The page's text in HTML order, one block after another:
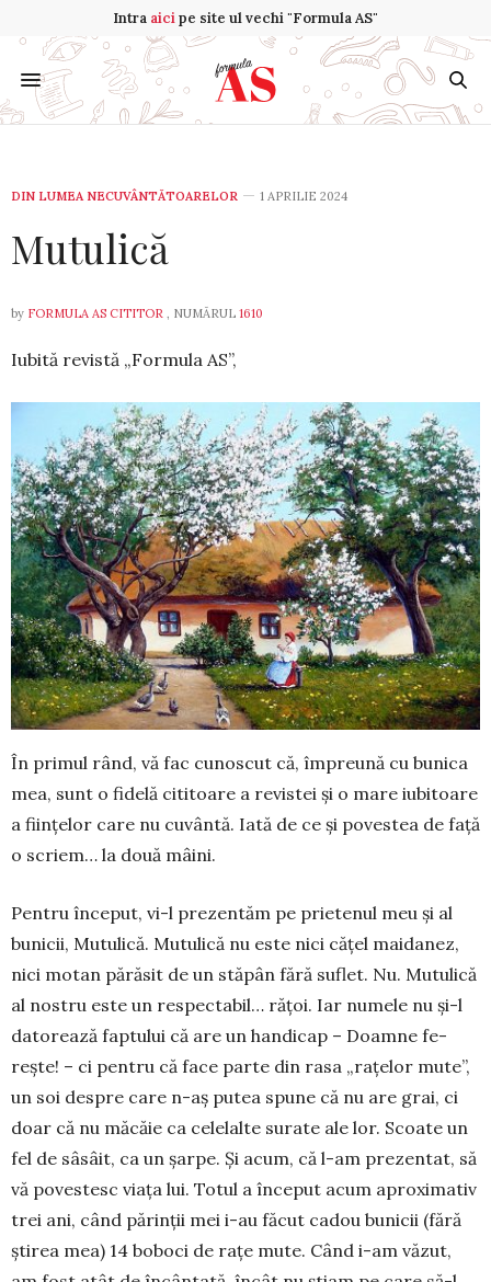
Intra aicipe site ul vechi "Formula AS"
DIN LUMEA NECUVÂNTĂTOARELOR 1 APRILIE 2024
Mutulică
by FORMULA AS CITITOR , NUMĂRUL 1610
Iubită revistă „Formula AS”,
În primul rând, vă fac cunos­cut că, împreună cu bunica
mea, sunt o fidelă cititoare a re­vistei și o mare iubitoare
a fiin­țelor care nu cuvântă. Iată de ce și povestea de față
o scri­em… la două mâini.
Pentru început, vi-l pre­­zen­tăm pe prietenul meu și al
bu­ni­cii, Mutu­lică. Mutulică nu este nici cățel maidanez,
nici mo­tan părăsit de un stăpân fă­ră su­­flet. Nu. Mutu­li­că
al nos­­tru es­te un respec­ta­bil… rățoi. Iar nu­mele nu și-l
datorează fap­tu­lui că are un handicap – Doam­ne fe­
rește! – ci pentru că face parte din rasa „ra­țe­lor mute”,
un soi despre care n-aș putea spu­ne că nu are grai, ci
doar că nu mă­căie ca celelalte surate ale lor. Scoate un
fel de sâ­sâ­it, ca un șar­pe. Și acum, că l-am prezentat, să
vă povestesc via­ța lui. Totul a început acum apro­­xi­mativ
trei ani, când pă­rinții mei i-au făcut cadou bu­ni­cii (fără
ști­rea mea) 14 boboci de rațe mu­te. Când i-am văzut,